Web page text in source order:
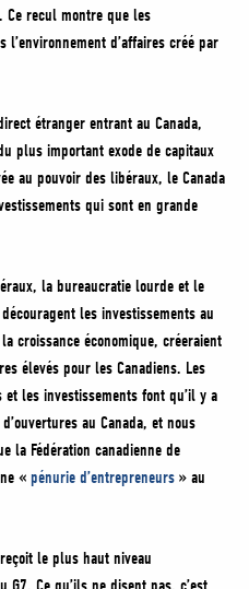
Ce recul montre que les
l’environnement d’affaires créé par
étranger entrant au Canada,
plus important exode de capitaux
au pouvoir des libéraux, le Canada
qui sont en grande
la bureaucratie lourde et le
les investissements au
croissance économique, créeraient
élevés pour les Canadiens. Les
les investissements font qu’il y a
au Canada, et nous
la Fédération canadienne de
« pénurie d’entrepreneurs » au
le plus haut niveau